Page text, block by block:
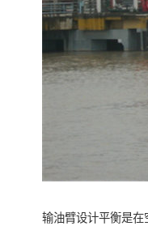
输油臂设计平衡是